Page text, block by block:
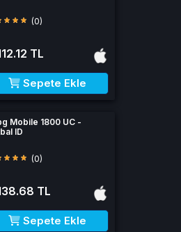
(0)
TL
Sepete Ekle
Mobile 1800 UC -
ID
(0)
TL
Sepete Ekle